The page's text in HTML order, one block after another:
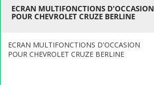
ECRAN MULTIFONCTIONS D'OCCASION
POUR CHEVROLET CRUZE BERLINE
ECRAN MULTIFONCTIONS D'OCCASION
POUR CHEVROLET CRUZE BERLINE